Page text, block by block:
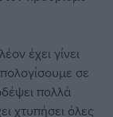
έχει γίνει
σε
πολλά
χτυπήσει όλες